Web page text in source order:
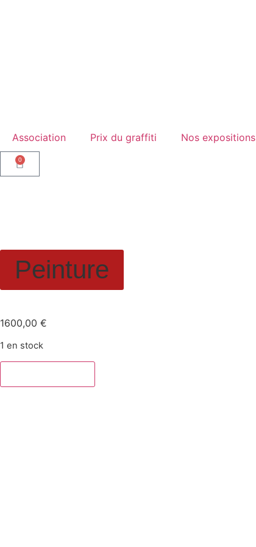
Association Prix du graffiti Nos expositions
0
Peinture
1600,00 €
1 en stock